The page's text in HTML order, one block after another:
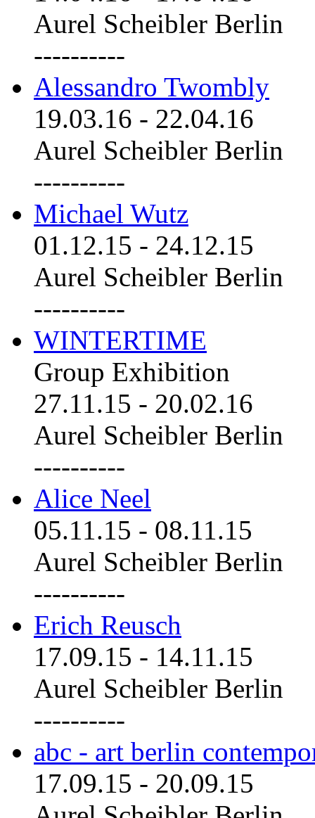
Aurel Scheibler Berlin
----------
Alessandro Twombly
19.03.16 - 22.04.16
Aurel Scheibler Berlin
----------
Michael Wutz
01.12.15 - 24.12.15
Aurel Scheibler Berlin
----------
WINTERTIME
Group Exhibition
27.11.15 - 20.02.16
Aurel Scheibler Berlin
----------
Alice Neel
05.11.15 - 08.11.15
Aurel Scheibler Berlin
----------
Erich Reusch
17.09.15 - 14.11.15
Aurel Scheibler Berlin
----------
abc - art berlin
17.09.15 - 20.09.15